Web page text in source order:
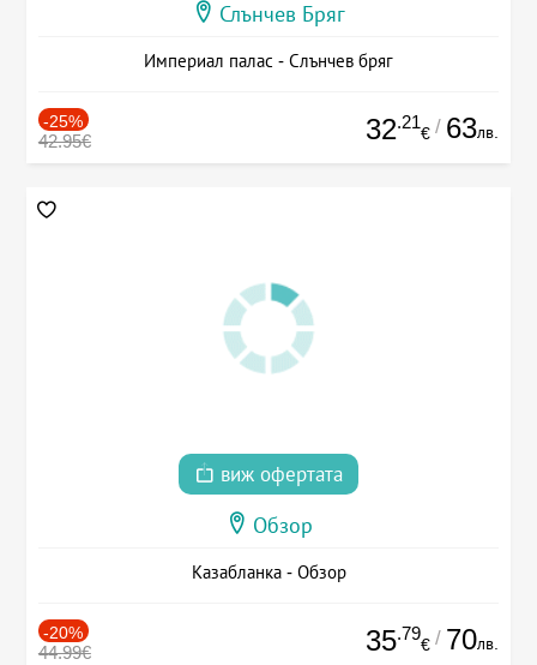
Слънчев Бряг
Империал палас - Слънчев бряг
-25%
42.95€ 32.21
€ / 63лв.
виж офертата
Обзор
Казабланка - Обзор
-20%
44.99€ 35.79
€ / 70лв.